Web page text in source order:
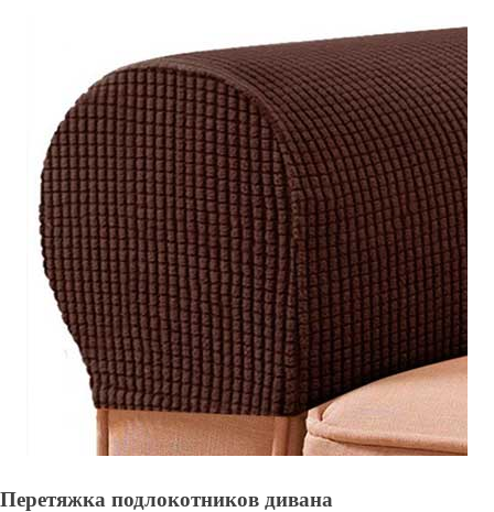
Перетяжка подлокотников дивана